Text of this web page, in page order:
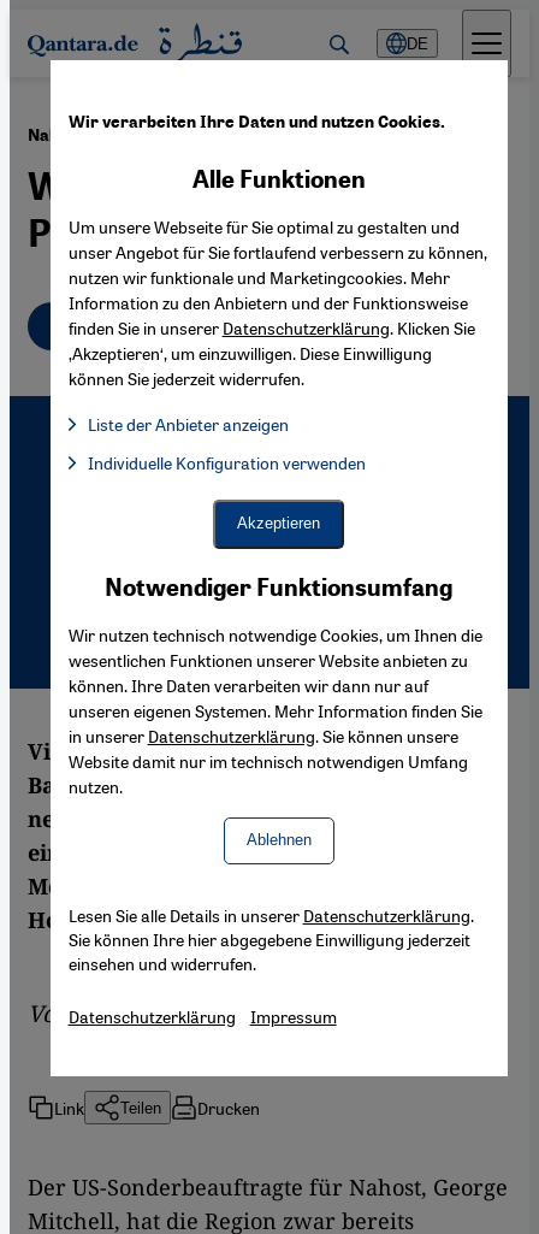
Direkt zum Inhalt springen
DE
Nahost-Politik der Obama-Administration ·06.07.2010
Wenig Hoffnung für die
Palästinenser
Deutsch
Viele Palästinenser hatten gehofft, dass
Barack Obama nach seiner Wahl einen
neuen Kurs in der Nahost-Politik
einschlagen würde. Nach den ersten 18
Monaten seiner Amtszeit ist von dieser
Hoffnung nicht viel geblieben.
VonPeter Philipp
Link Teilen Drucken
Der US-Sonderbeauftragte für Nahost, George
Mitchell, hat die Region zwar bereits
Wir verarbeiten Ihre Daten und nutzen Cookies.
Notwendiger Funktionsumfang
Wir nutzen technisch notwendige Cookies, um Ihnen die
wesentlichen Funktionen unserer Website anbieten zu
können. Ihre Daten verarbeiten wir dann nur auf
unseren eigenen Systemen. Mehr Information finden Sie
in unserer Datenschutzerklärung. Sie können unsere
Website damit nur im technisch notwendigen Umfang
nutzen.
Ablehnen
Alle Funktionen
Um unsere Webseite für Sie optimal zu gestalten und
unser Angebot für Sie fortlaufend verbessern zu können,
nutzen wir funktionale und Marketingcookies. Mehr
Information zu den Anbietern und der Funktionsweise
finden Sie in unserer Datenschutzerklärung. Klicken Sie
‚Akzeptieren‘, um einzuwilligen. Diese Einwilligung
können Sie jederzeit widerrufen.
Liste der Anbieter anzeigen
Facebook Embed / Facebook Connect, Google Maps Embed,
Facebook Embed / Facebook Connect
Google Maps Embed
Individuelle Konfiguration verwenden
Akzeptieren
Lesen Sie alle Details in unserer Datenschutzerklärung.
Sie können Ihre hier abgegebene Einwilligung jederzeit
einsehen und widerrufen.
Datenschutzerklärung Impressum